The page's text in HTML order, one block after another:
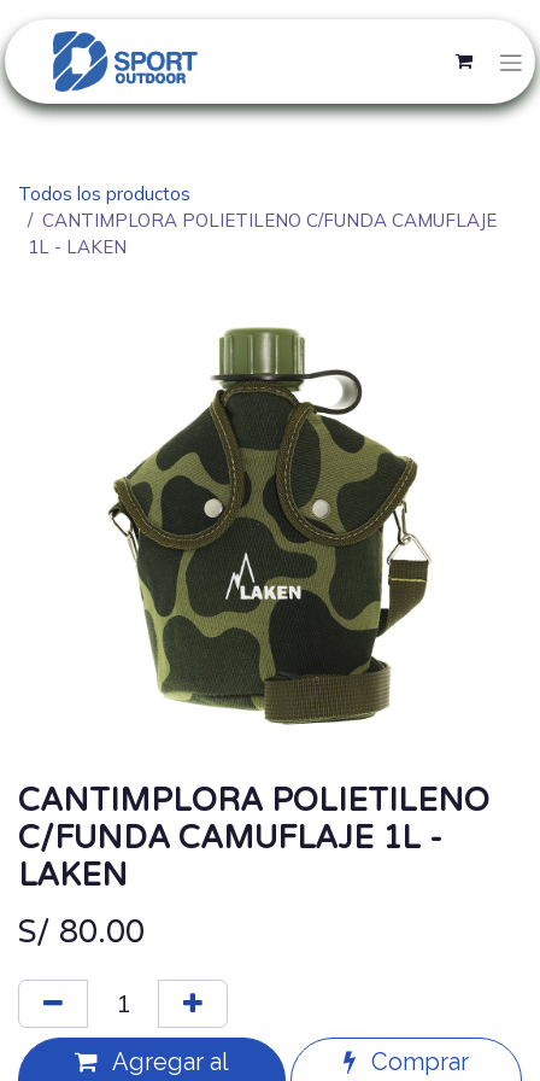
Todos los productos
CANTIMPLORA POLIETILENO C/FUNDA CAMUFLAJE
1L - LAKEN
CANTIMPLORA POLIETILENO
C/FUNDA CAMUFLAJE 1L -
LAKEN
S/ 80.00
Agregar al Comprar